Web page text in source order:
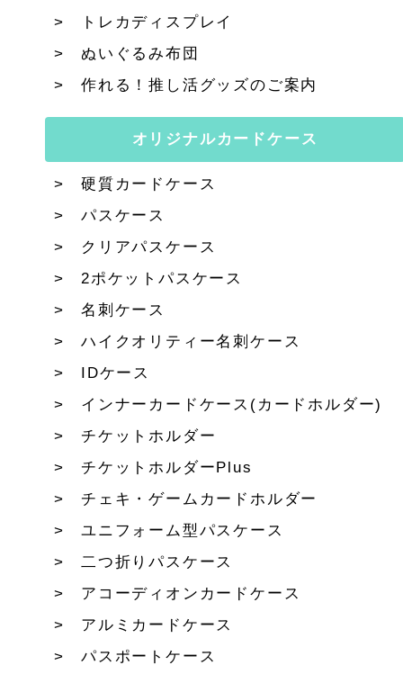
トレカディスプレイ
ぬいぐるみ布団
作れる！推し活グッズのご案内
オリジナルカードケース
硬質カードケース
パスケース
クリアパスケース
2ポケットパスケース
名刺ケース
ハイクオリティー名刺ケース
IDケース
インナーカードケース(カードホルダー)
チケットホルダー
チケットホルダーPlus
チェキ・ゲームカードホルダー
ユニフォーム型パスケース
二つ折りパスケース
アコーディオンカードケース
アルミカードケース
パスポートケース